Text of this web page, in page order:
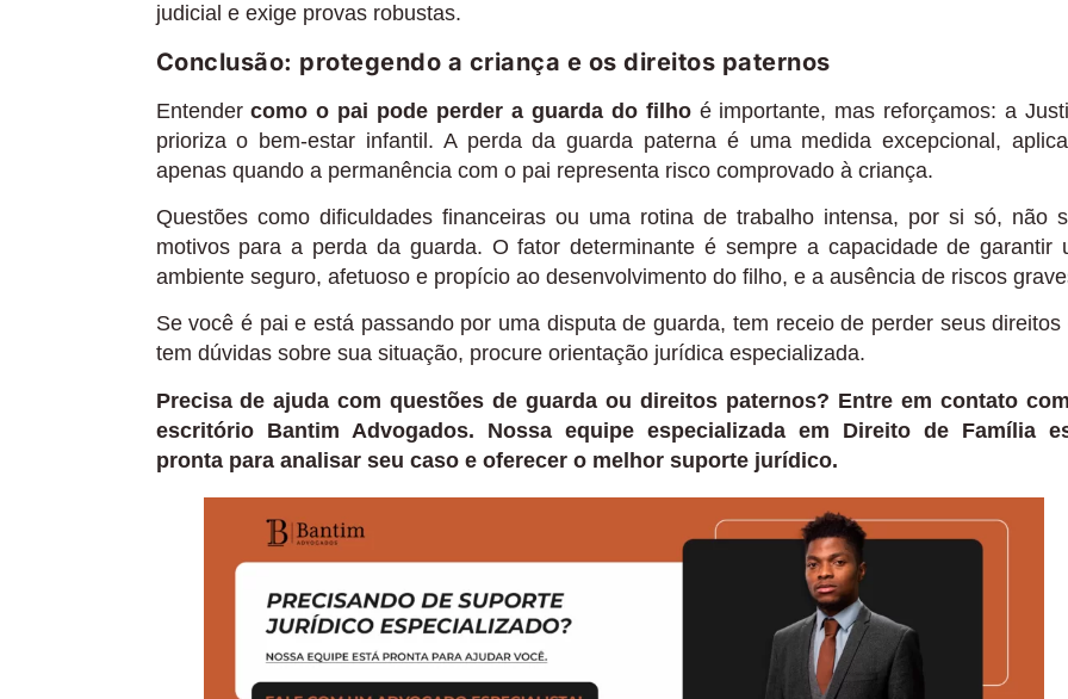
judicial e exige provas robustas.
Conclusão: protegendo a criança e os direitos paternos
Entendercomo o pai pode perder a guarda do filhoé importante, mas reforçamos: a
prioriza o bem-estar infantil. A perda da guarda paterna é uma medida excepcional,
apenas quando a permanência com o pai representa risco comprovado à criança.
Questões como dificuldades financeiras ou uma rotina de trabalho intensa, por si só, não
motivos para a perda da guarda. O fator determinante é sempre a capacidade de garantir
ambiente seguro, afetuoso e propício ao desenvolvimento do filho, e a ausência de riscos
Se você é pai e está passando por uma disputa de guarda, tem receio de perder seus direitos
tem dúvidas sobre sua situação, procure orientação jurídica especializada.
Precisa de ajuda com questões de guarda ou direitos paternos? Entre em contato
escritório Bantim Advogados. Nossa equipe especializada em Direito de Família
pronta para analisar seu caso e oferecer o melhor suporte jurídico.